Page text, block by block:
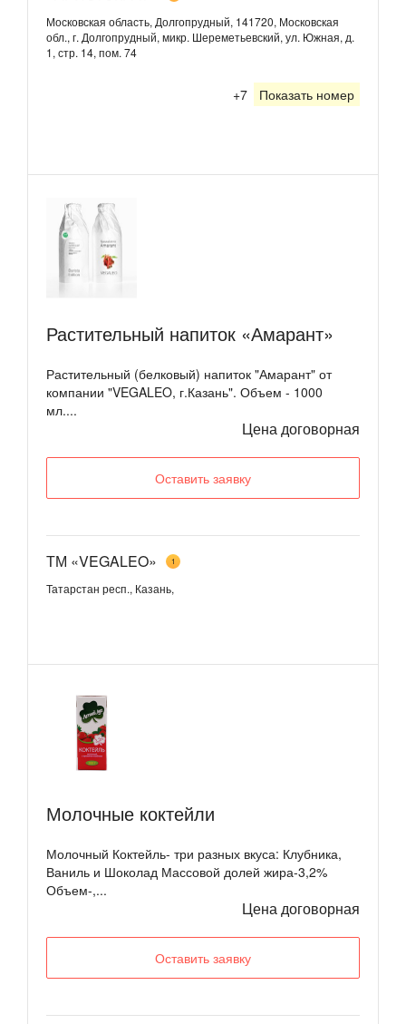
Московская область, Долгопрудный, 141720, Московская
обл., г. Долгопрудный, микр. Шереметьевский, ул. Южная, д.
1, стр. 14, пом. 74
+7 Показать номер
Растительный напиток «Амарант»
Растительный (белковый) напиток "Амарант" от
компании "VEGALEO, г.Казань". Объем - 1000
мл....
Цена договорная
Оставить заявку
ТМ «VEGALEO» 1
Татарстан респ., Казань,
Молочные коктейли
Молочный Коктейль- три разных вкуса: Клубника,
Ваниль и Шоколад Массовой долей жира-3,2%
Объем-,...
Цена договорная
Оставить заявку